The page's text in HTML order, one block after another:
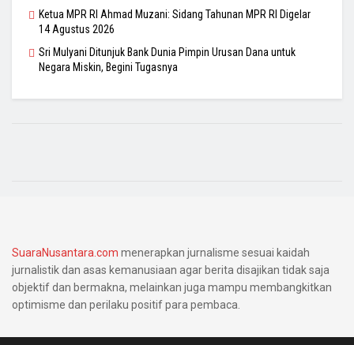
Ketua MPR RI Ahmad Muzani: Sidang Tahunan MPR RI Digelar
14 Agustus 2026
Sri Mulyani Ditunjuk Bank Dunia Pimpin Urusan Dana untuk
Negara Miskin, Begini Tugasnya
SuaraNusantara.com menerapkan jurnalisme sesuai kaidah
jurnalistik dan asas kemanusiaan agar berita disajikan tidak saja
objektif dan bermakna, melainkan juga mampu membangkitkan
optimisme dan perilaku positif para pembaca.